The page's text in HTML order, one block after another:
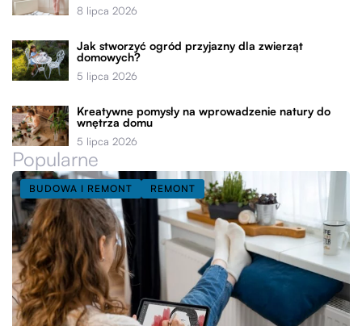
8 lipca 2026
Jak stworzyć ogród przyjazny dla zwierząt
domowych?
5 lipca 2026
Kreatywne pomysły na wprowadzenie natury do
wnętrza domu
5 lipca 2026
Popularne
BUDOWA I REMONT REMONT